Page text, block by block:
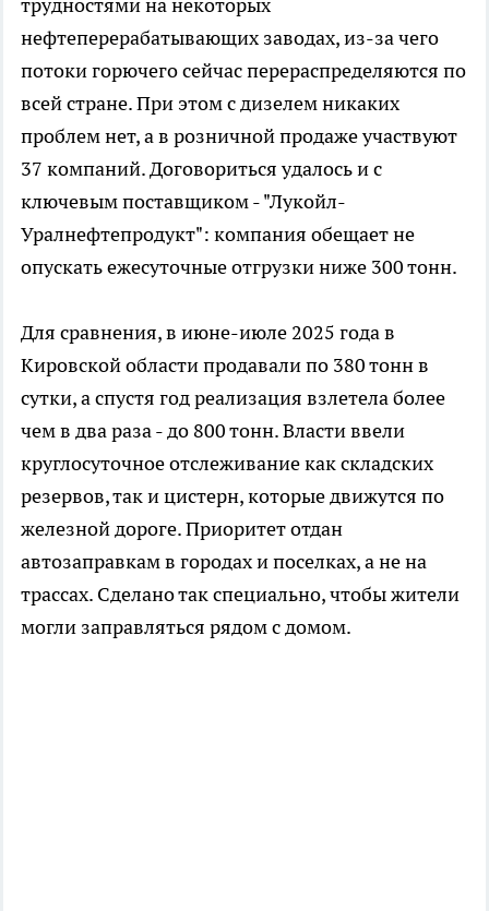
трудностями на некоторых
нефтеперерабатывающих заводах, из-за чего
потоки горючего сейчас перераспределяются по
всей стране. При этом с дизелем никаких
проблем нет, а в розничной продаже участвуют
37 компаний. Договориться удалось и с
ключевым поставщиком - "Лукойл-
Уралнефтепродукт": компания обещает не
опускать ежесуточные отгрузки ниже 300 тонн.
Для сравнения, в июне-июле 2025 года в
Кировской области продавали по 380 тонн в
сутки, а спустя год реализация взлетела более
чем в два раза - до 800 тонн. Власти ввели
круглосуточное отслеживание как складских
резервов, так и цистерн, которые движутся по
железной дороге. Приоритет отдан
автозаправкам в городах и поселках, а не на
трассах. Сделано так специально, чтобы жители
могли заправляться рядом с домом.